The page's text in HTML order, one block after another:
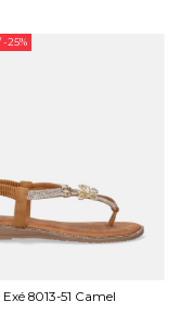
-25%
8013-51 Camel